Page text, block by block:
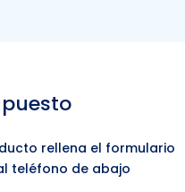
rellena el formulario
teléfono de abajo